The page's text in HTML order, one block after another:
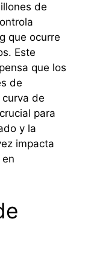
de
que ocurre
Este
que los
de
de
para
y la
impacta